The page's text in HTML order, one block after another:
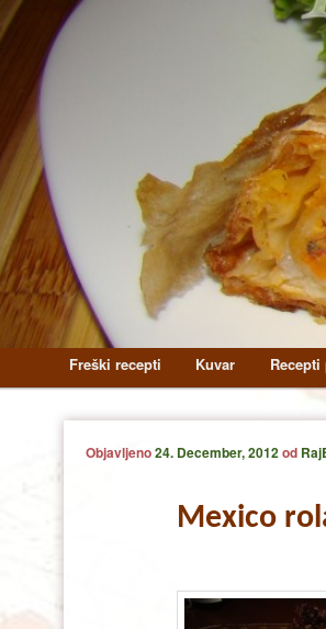
Skip
to
Skip
to
Freški recepti Kuvar
Mexico
Objavljeno24. December, 2012od